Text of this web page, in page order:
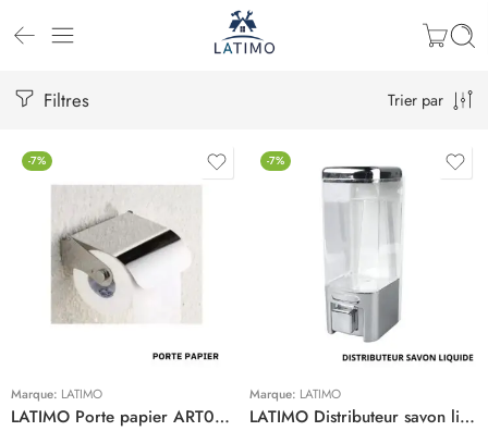
Filtres Trier par
-7%
Marque: LATIMO
LATIMO Porte papier ART03461
-7%
Marque: LATIMO
LATIMO Distributeur savon liquide 480ml ART03597